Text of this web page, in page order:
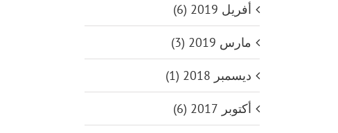
أفريل 2019 (6)
مارس 2019 (3)
ديسمبر 2018 (1)
أكتوبر 2017 (6)